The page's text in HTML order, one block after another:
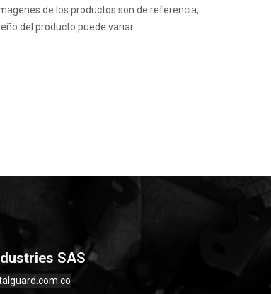
de los productos son de referencia,
del producto puede variar.
SAS